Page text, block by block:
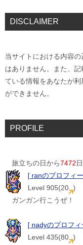
DISCLAIMER
当サイトにおける内容
はありません。また、
ている情報をあなたが
ができません。
PROFILE
旅立ちの日から7472日
[ ranのプロフィ
Level 905(20 )
ガンガン行こうぜ！
[ nadyのプロフィ
Level 435(80 )